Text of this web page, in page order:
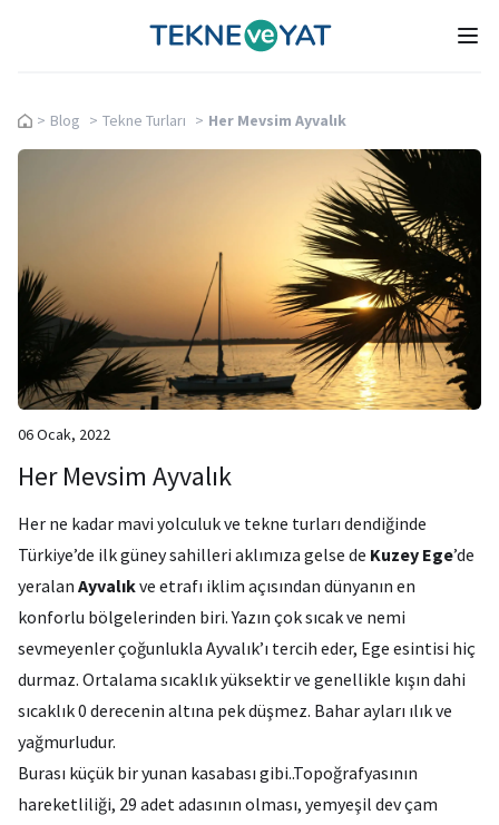
Tekne ve Yat
> Blog > Tekne Turları > Her Mevsim Ayvalık
06 Ocak, 2022
Her Mevsim Ayvalık
Her ne kadar mavi yolculuk ve tekne turları dendiğinde
Türkiye’de ilk güney sahilleri aklımıza gelse de Kuzey Ege’de
yeralan Ayvalıkve etrafı iklim açısından dünyanın en
konforlu bölgelerinden biri. Yazın çok sıcak ve nemi
sevmeyenler çoğunlukla Ayvalık’ı tercih eder, Ege esintisi hiç
durmaz. Ortalama sıcaklık yüksektir ve genellikle kışın dahi
sıcaklık 0 derecenin altına pek düşmez. Bahar ayları ılık ve
yağmurludur.
Burası küçük bir yunan kasabası gibi..Topoğrafyasının
hareketliliği, 29 adet adasının olması, yemyeşil dev çam